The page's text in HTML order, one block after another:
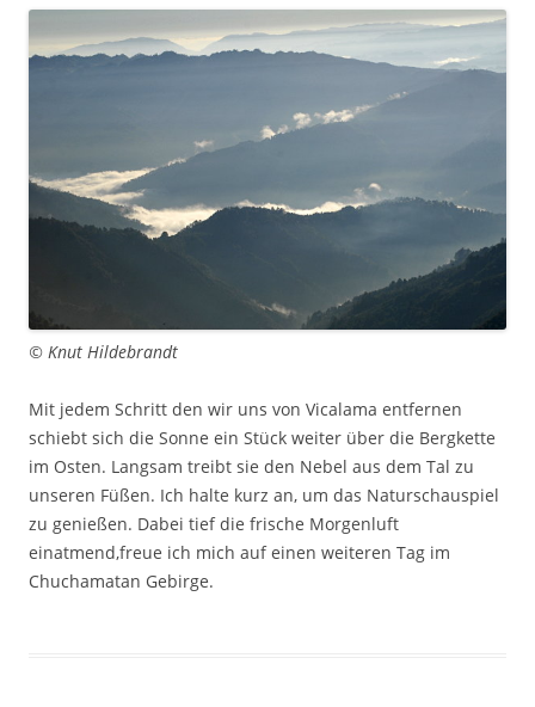
© Knut Hildebrandt
Mit jedem Schritt den wir uns von Vicalama entfernen
schiebt sich die Sonne ein Stück weiter über die Bergkette
im Osten. Langsam treibt sie den Nebel aus dem Tal zu
unseren Füßen. Ich halte kurz an, um das Naturschauspiel
zu genießen. Dabei tief die frische Morgenluft
einatmend,freue ich mich auf einen weiteren Tag im
Chuchamatan Gebirge.